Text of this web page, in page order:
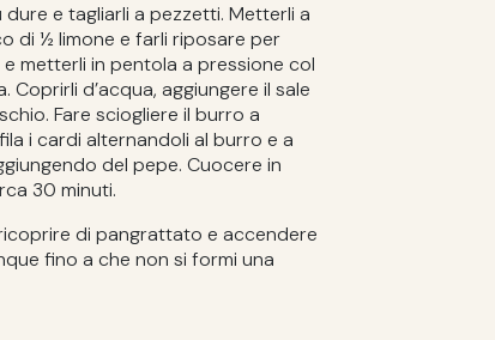
e tagliarli a pezzetti. Metterli a
di ½ limone e farli riposare per
metterli in pentola a pressione col
Coprirli d’acqua, aggiungere il sale
Fare sciogliere il burro a
i cardi alternandoli al burro e a
del pepe. Cuocere in
30 minuti.
di pangrattato e accendere
fino a che non si formi una